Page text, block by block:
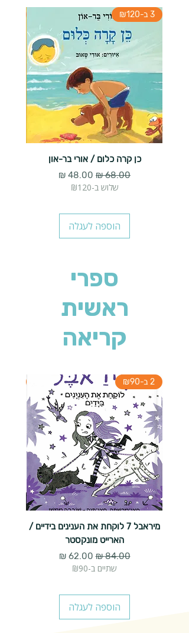
3 ב-₪120
כן קרה כלום / אורי בר-און
מחיר רגיל מחיר מבצע
שלוש ב-₪120
הוספה לעגלה
ספרי
ראשית
קריאה
2 ב-₪90
מיראבל 7 לוקחת את הענינים בידיים /
הארייט מונקסטר
מחיר רגיל‏84.00 ‏₪ מחיר מבצע
שתיים ב-₪90
הוספה לעגלה